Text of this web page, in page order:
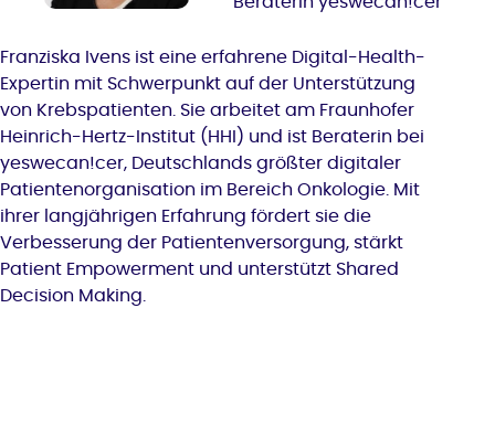
Franziska Ivens ist eine erfahrene Digital-Health-
Expertin mit Schwerpunkt auf der Unterstützung
von Krebspatienten. Sie arbeitet am Fraunhofer
Heinrich-Hertz-Institut (HHI) und ist Beraterin bei
yeswecan!cer, Deutschlands größter digitaler
Patientenorganisation im Bereich Onkologie. Mit
ihrer langjährigen Erfahrung fördert sie die
Verbesserung der Patientenversorgung, stärkt
Patient Empowerment und unterstützt Shared
Decision Making.